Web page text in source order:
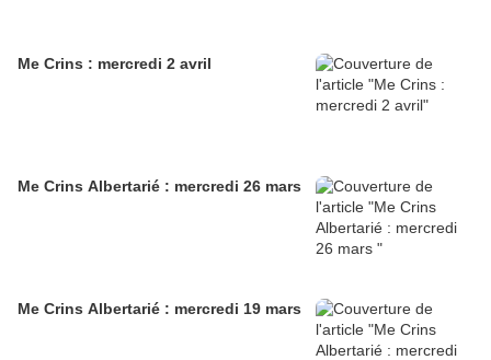
Me Crins : mercredi 2 avril
Me Crins Albertarié : mercredi 26 mars
Me Crins Albertarié : mercredi 19 mars